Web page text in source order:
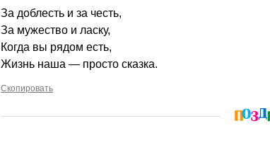
За доблесть и за честь,
За мужество и ласку,
Когда вы рядом есть,
Жизнь наша — просто сказка.
Скопировать